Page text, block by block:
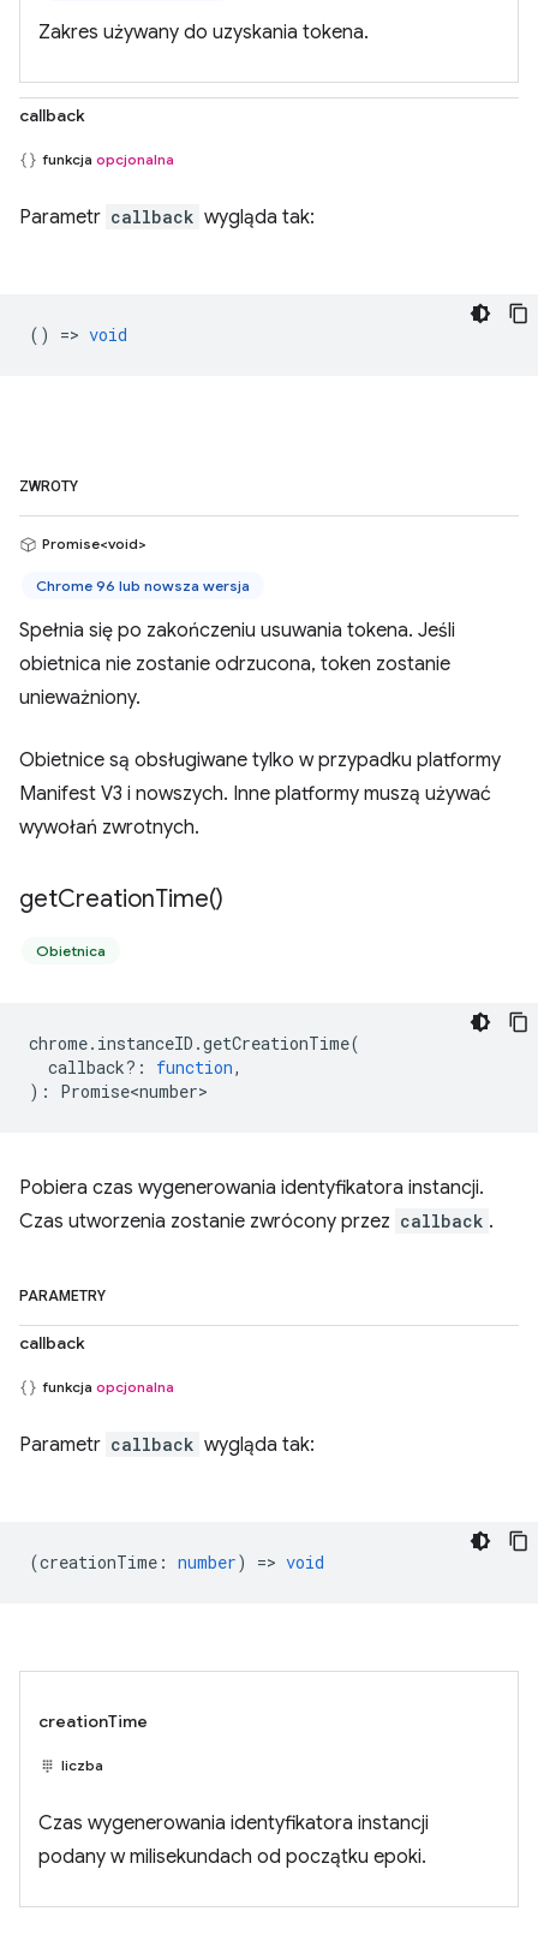
Zakres używany do uzyskania tokena.
callback
funkcja opcjonalna
Parametr callback wygląda tak:
() => void
ZWROTY
Promise<void>
Chrome 96 lub nowsza wersja
Spełnia się po zakończeniu usuwania tokena. Jeśli
obietnica nie zostanie odrzucona, token zostanie
unieważniony.
Obietnice są obsługiwane tylko w przypadku platformy
Manifest V3 i nowszych. Inne platformy muszą używać
wywołań zwrotnych.
getCreationTime()
Obietnica
chrome. instanceID .getCreationTime(
callback? : function,
) : Promise<number>
Pobiera czas wygenerowania identyfikatora instancji.
Czas utworzenia zostanie zwrócony przez callback .
PARAMETRY
callback
funkcja opcjonalna
Parametr callback wygląda tak:
(creationTime : number) => void
creationTime
liczba
Czas wygenerowania identyfikatora instancji
podany w milisekundach od początku epoki.